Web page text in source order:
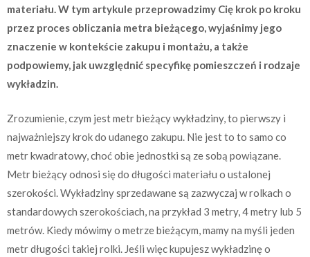
materiału. W tym artykule przeprowadzimy Cię krok po kroku
przez proces obliczania metra bieżącego, wyjaśnimy jego
znaczenie w kontekście zakupu i montażu, a także
podpowiemy, jak uwzględnić specyfikę pomieszczeń i rodzaje
wykładzin.
Zrozumienie, czym jest metr bieżący wykładziny, to pierwszy i
najważniejszy krok do udanego zakupu. Nie jest to to samo co
metr kwadratowy, choć obie jednostki są ze sobą powiązane.
Metr bieżący odnosi się do długości materiału o ustalonej
szerokości. Wykładziny sprzedawane są zazwyczaj w rolkach o
standardowych szerokościach, na przykład 3 metry, 4 metry lub 5
metrów. Kiedy mówimy o metrze bieżącym, mamy na myśli jeden
metr długości takiej rolki. Jeśli więc kupujesz wykładzinę o